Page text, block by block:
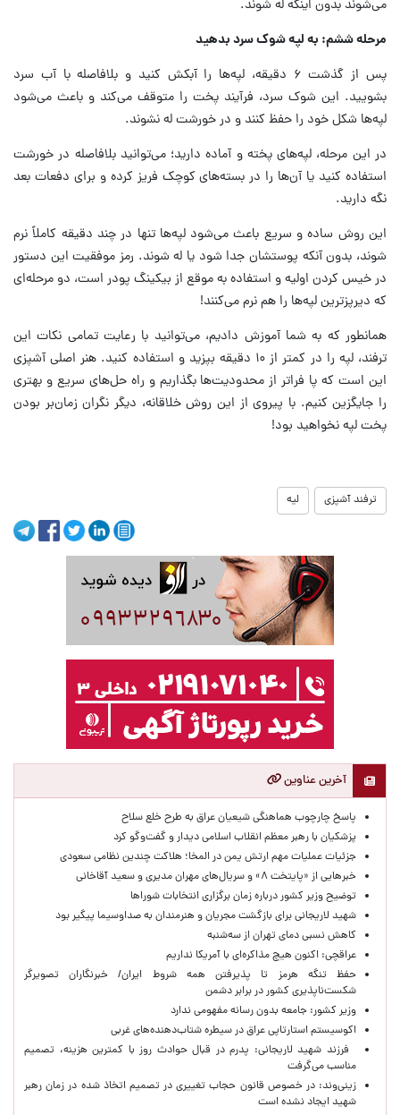
می‌شوند بدون اینکه له شوند.
مرحله ششم: به لپه شوک سرد بدهید
پس از گذشت ۶ دقیقه، لپه‌ها را آبکش کنید و بلافاصله با آب سرد
بشویید. این شوک سرد، فرآیند پخت را متوقف می‌کند و باعث می‌شود
لپه‌ها شکل خود را حفظ کنند و در خورشت له نشوند.
در این مرحله، لپه‌های پخته و آماده دارید؛ می‌توانید بلافاصله در خورشت
استفاده کنید یا آن‌ها را در بسته‌های کوچک فریز کرده و برای دفعات بعد
نگه دارید.
این روش ساده و سریع باعث می‌شود لپه‌ها تنها در چند دقیقه کاملاً نرم
شوند، بدون آنکه پوستشان جدا شود یا له شوند. رمز موفقیت این دستور
در خیس کردن اولیه و استفاده به‌ موقع از بیکینگ پودر است، دو مرحله‌ای
که دیرپزترین لپه‌ها را هم نرم می‌کنند!
همانطور که به شما آموزش دادیم، می‌توانید با رعایت تمامی نکات این
ترفند، لپه را در کمتر از ۱۰ دقیقه بپزید و استفاده کنید. هنر اصلی آشپزی
این است که پا فراتر از محدودیت‌ها بگذاریم و راه حل‌های سریع و بهتری
را جایگزین کنیم. با پیروی از این روش خلاقانه، دیگر نگران زمان‌بر بودن
پخت لپه نخواهید بود!
ترفند آشپزی لیه
آخرین عناوین
پاسخ چارچوب هماهنگی شیعیان عراق به طرح خلع سلاح
پزشکیان با رهبر معظم انقلاب اسلامی دیدار و گفت‌وگو کرد
جزئیات عملیات مهم ارتش یمن در المخا؛ هلاکت چندین نظامی سعودی
خبرهایی از «پایتخت ۸» و سریال‌های مهران مدیری و سعید آقاخانی
توضیح وزیر کشور درباره زمان برگزاری انتخابات شوراها
شهید لاریجانی برای بازگشت مجریان و هنرمندان به صداوسیما پیگیر بود
کاهش نسبی دمای تهران از سه‌شنبه
عراقچی: اکنون هیچ مذاکره‌ای با آمریکا نداریم
حفظ تنگه هرمز تا پذیرفتن همه شروط ایران/ خبرنگاران تصویرگر
شکست‌ناپذیری کشور در برابر دشمن
وزیر کشور: جامعه بدون رسانه مفهومی ندارد
اکوسیستم استارتاپی عراق در سیطره شتاب‌دهنده‌‌های غربی
فرزند شهید لاریجانی: پدرم در قبال حوادث روز با کمترین هزینه، تصمیم
مناسب می‌گرفت
زینی‌وند: در خصوص قانون حجاب تغییری در تصمیم اتخاذ شده در زمان رهبر
شهید ایجاد نشده است